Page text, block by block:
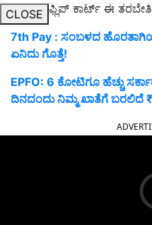
CLOSE
ಮೂಲಕ ಫ್ಲಿಪ್ ಕಾರ್ಟ್ ಈ
7th Pay : ಸಂಬಳದ
ಏನಿದು ಗೊತ್ತೆ!
EPFO: 6 ಕೋಟಿಗೂ ಹೆಚ್ಚು
ದಿನದಂದು ನಿಮ್ಮ ಖಾತೆಗೆ ಬರಲಿದೆ